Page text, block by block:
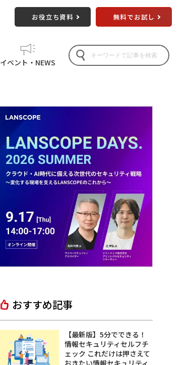
お役立ち資料 無料でお試し
イベント・NEWS
おすすめ記事
【最新版】5分でできる！
情報セキュリティセルフチ
ェック これだけは押さえて